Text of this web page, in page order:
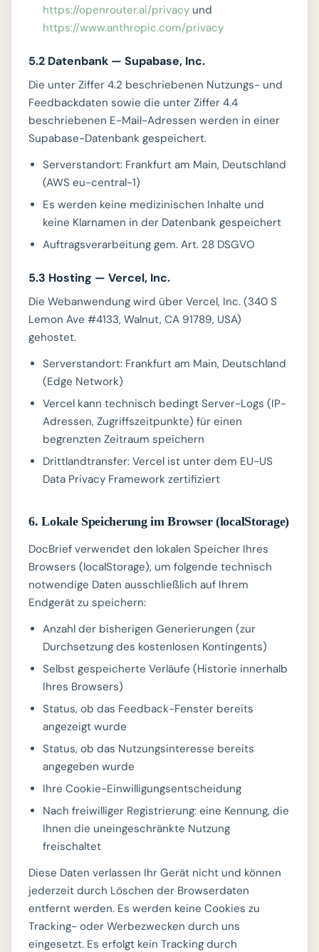
https://openrouter.ai/privacy und
https://www.anthropic.com/privacy
5.2 Datenbank — Supabase, Inc.
Die unter Ziffer 4.2 beschriebenen Nutzungs- und
Feedbackdaten sowie die unter Ziffer 4.4
beschriebenen E-Mail-Adressen werden in einer
Supabase-Datenbank gespeichert.
Serverstandort: Frankfurt am Main, Deutschland
(AWS eu-central-1)
Es werden keine medizinischen Inhalte und
keine Klarnamen in der Datenbank gespeichert
Auftragsverarbeitung gem. Art. 28 DSGVO
5.3 Hosting — Vercel, Inc.
Die Webanwendung wird über Vercel, Inc. (340 S
Lemon Ave #4133, Walnut, CA 91789, USA)
gehostet.
Serverstandort: Frankfurt am Main, Deutschland
(Edge Network)
Vercel kann technisch bedingt Server-Logs (IP-
Adressen, Zugriffszeitpunkte) für einen
begrenzten Zeitraum speichern
Drittlandtransfer: Vercel ist unter dem EU-US
Data Privacy Framework zertifiziert
6. Lokale Speicherung im Browser (localStorage)
DocBrief verwendet den lokalen Speicher Ihres
Browsers (localStorage), um folgende technisch
notwendige Daten ausschließlich auf Ihrem
Endgerät zu speichern:
Anzahl der bisherigen Generierungen (zur
Durchsetzung des kostenlosen Kontingents)
Selbst gespeicherte Verläufe (Historie innerhalb
Ihres Browsers)
Status, ob das Feedback-Fenster bereits
angezeigt wurde
Status, ob das Nutzungsinteresse bereits
angegeben wurde
Ihre Cookie-Einwilligungsentscheidung
Nach freiwilliger Registrierung: eine Kennung, die
Ihnen die uneingeschränkte Nutzung
freischaltet
Diese Daten verlassen Ihr Gerät nicht und können
jederzeit durch Löschen der Browserdaten
entfernt werden. Es werden keine Cookies zu
Tracking- oder Werbezwecken durch uns
eingesetzt. Es erfolgt kein Tracking durch